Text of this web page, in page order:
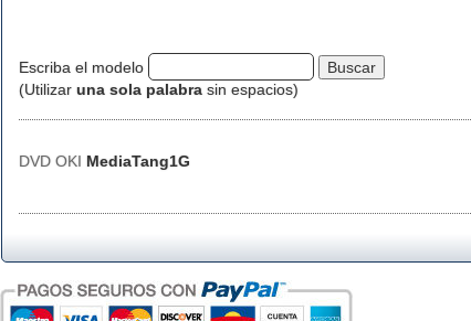
Escriba el modelo
(Utilizar una sola palabra sin espacios)
DVD OKI MediaTang1G